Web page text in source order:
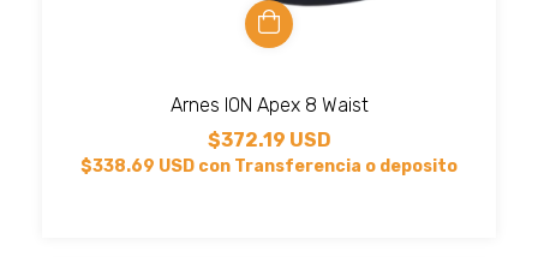
Arnes ION Apex 8 Waist
$372.19 USD
$338.69 USD con Transferencia o deposito